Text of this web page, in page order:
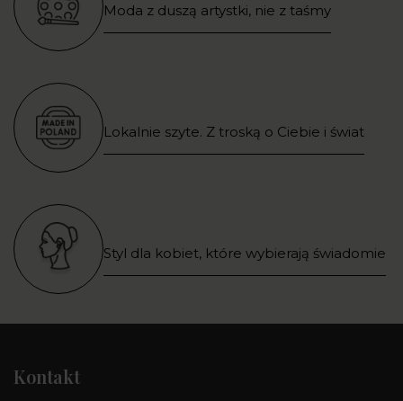
Moda z duszą artystki, nie z taśmy
Lokalnie szyte. Z troską o Ciebie i świat
Styl dla kobiet, które wybierają świadomie
Kontakt